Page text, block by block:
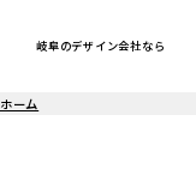
岐阜のデザイン会社なら
ホーム